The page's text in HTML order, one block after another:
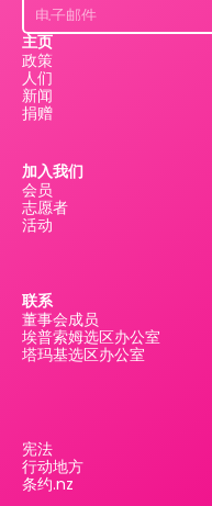
主页
政策
人们
新闻
捐赠
加入我们
会员
志愿者
活动
联系
董事会成员
埃普索姆选区办公室
塔玛基选区办公室
宪法
行动地方
条约.nz